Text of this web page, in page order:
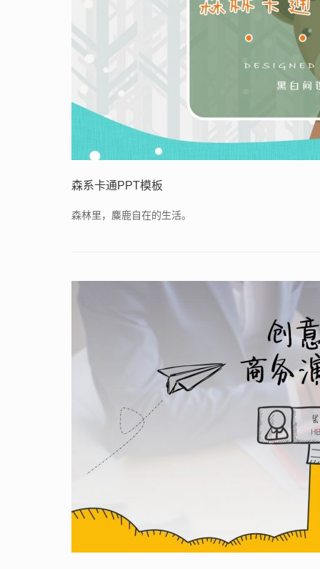
森系卡通PPT模板
森林里，麋鹿自在的生活。